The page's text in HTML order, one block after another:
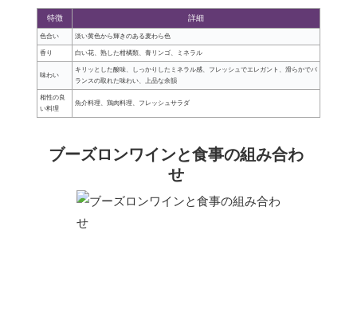
特徴 詳細
色合い 淡い黄色から輝きのある麦わら色
香り 白い花、熟した柑橘類、青リンゴ、ミネラル
味わい
キリッとした酸味、しっかりしたミネラル感、フレッシュでエレガント、滑らかでバ
ランスの取れた味わい、上品な余韻
相性の良
い料理
魚介料理、鶏肉料理、フレッシュサラダ
ブーズロンワインと食事の組み合わ
せ